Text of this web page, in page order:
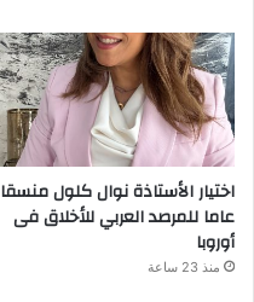
اختيار الأستاذة نوال كلول منسقا
عاما للمرصد العربي للأخلاق فى
أوروبا
منذ 23 ساعة